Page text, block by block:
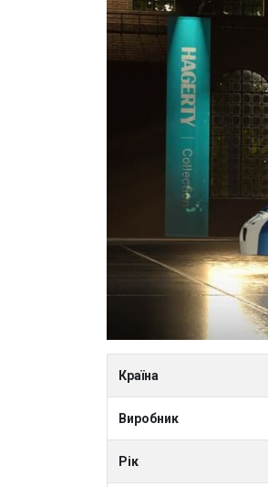
Країна
Виробник
Рік